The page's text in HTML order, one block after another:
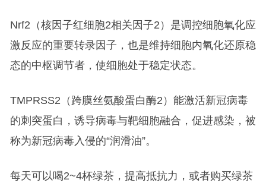
Nrf2（核因子红细胞2相关因子2）是调控细胞氧化应
激反应的重要转录因子，也是维持细胞内氧化还原稳
态的中枢调节者，使细胞处于稳定状态。
TMPRSS2（跨膜丝氨酸蛋白酶2）能激活新冠病毒
的刺突蛋白，诱导病毒与靶细胞融合，促进感染，被
称为新冠病毒入侵的“润滑油”。
每天可以喝2~4杯绿茶，提高抵抗力，或者购买绿茶